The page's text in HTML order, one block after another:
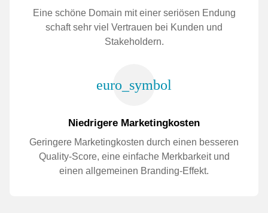
Eine schöne Domain mit einer seriösen Endung
schaft sehr viel Vertrauen bei Kunden und
Stakeholdern.
euro_symbol
Niedrigere Marketingkosten
Geringere Marketingkosten durch einen besseren
Quality-Score, eine einfache Merkbarkeit und
einen allgemeinen Branding-Effekt.